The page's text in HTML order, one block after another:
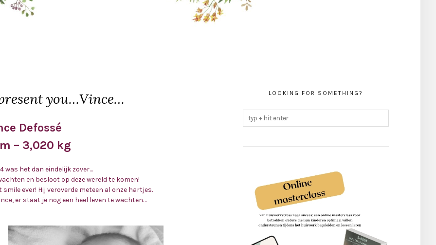
you…Vince…
Defossé
– 3,020 kg
was het dan eindelijk zover…
en besloot op deze wereld te komen!
ever! Hij veroverde meteen al onze hartjes.
er staat je nog een heel leven te wachten…
LOOKING FOR SOMETHING?